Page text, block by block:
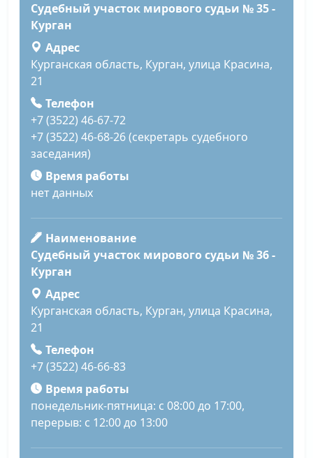
Судебный участок мирового судьи № 35 -
Курган
Адрес
Курганская область, Курган, улица Красина,
21
Телефон
+7 (3522) 46-67-72
+7 (3522) 46-68-26 (секретарь судебного
заседания)
Время работы
нет данных
Наименование
Судебный участок мирового судьи № 36 -
Курган
Адрес
Курганская область, Курган, улица Красина,
21
Телефон
+7 (3522) 46-66-83
Время работы
понедельник-пятница: с 08:00 до 17:00,
перерыв: с 12:00 до 13:00